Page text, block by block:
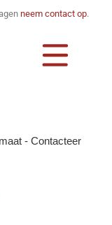
neem contact op.
- Contacteer